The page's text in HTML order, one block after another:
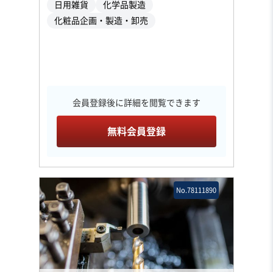
日用雑貨
化学品製造
化粧品企画・製造・卸売
会員登録後に詳細を閲覧できます
無料会員登録
No.78111890